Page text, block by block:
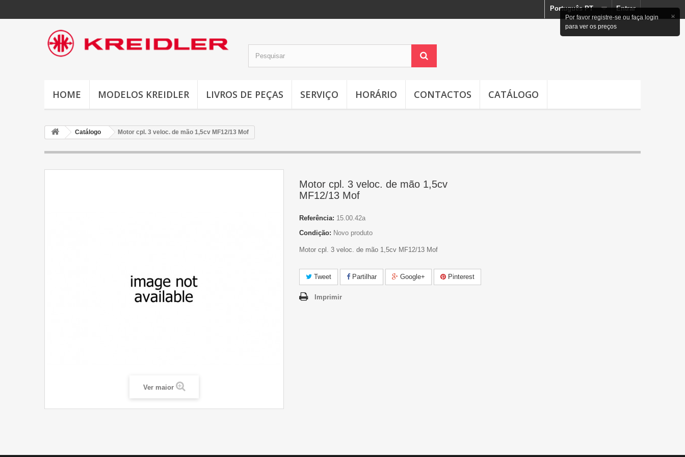
Entrar
Português PT
HOME MODELOS KREIDLER LIVROS DE PEÇAS SERVIÇO HORÁRIO CONTACTOS CATÁLOGO
Catálogo Motor cpl. 3 veloc. de mão 1,5cv MF12/13 Mof
Ver maior
Motor cpl. 3 veloc. de mão 1,5cv
MF12/13 Mof
Referência: 15.00.42a
Condição: Novo produto
Motor cpl. 3 veloc. de mão 1,5cv MF12/13 Mof
Tweet Partilhar Google+ Pinterest
Imprimir
×
Por favor registre-se ou faça login
para ver os preços